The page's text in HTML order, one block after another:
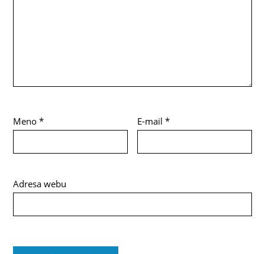
Meno* E-mail*
Adresa webu